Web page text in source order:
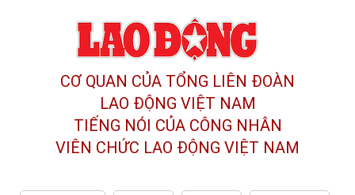
CƠ QUAN CỦA TỔNG LIÊN ĐOÀN
LAO ĐỘNG VIỆT NAM
TIẾNG NÓI CỦA CÔNG NHÂN
VIÊN CHỨC LAO ĐỘNG VIỆT NAM